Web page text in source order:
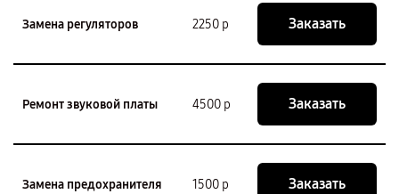
Замена регуляторов 2250 р Заказать
Ремонт звуковой платы 4500 р Заказать
Замена предохранителя 1500 р Заказать